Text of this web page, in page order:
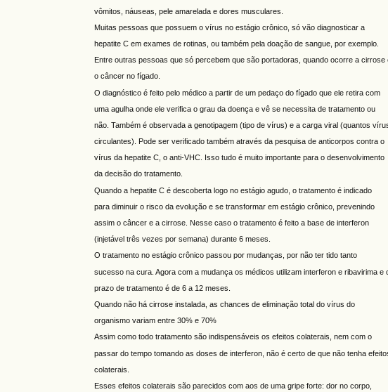
vômitos, náuseas, pele amarelada e dores musculares.
Muitas pessoas que possuem o vírus no estágio crônico, só vão diagnosticar a
hepatite C em exames de rotinas, ou também pela doação de sangue, por exemplo.
Entre outras pessoas que só percebem que são portadoras, quando ocorre a cirrose
o câncer no fígado.
O diagnóstico é feito pelo médico a partir de um pedaço do fígado que ele retira com
uma agulha onde ele verifica o grau da doença e vê se necessita de tratamento ou
não. Também é observada a genotipagem (tipo de vírus) e a carga viral (quantos
circulantes). Pode ser verificado também através da pesquisa de anticorpos contra o
vírus da hepatite C, o anti-VHC. Isso tudo é muito importante para o desenvolvimento
da decisão do tratamento.
Quando a hepatite C é descoberta logo no estágio agudo, o tratamento é indicado
para diminuir o risco da evolução e se transformar em estágio crônico, prevenindo
assim o câncer e a cirrose. Nesse caso o tratamento é feito a base de interferon
(injetável três vezes por semana) durante 6 meses.
O tratamento no estágio crônico passou por mudanças, por não ter tido tanto
sucesso na cura. Agora com a mudança os médicos utilizam interferon e ribavirima e
prazo de tratamento é de 6 a 12 meses.
Quando não há cirrose instalada, as chances de eliminação total do vírus do
organismo variam entre 30% e 70%
Assim como todo tratamento são indispensáveis os efeitos colaterais, nem com o
passar do tempo tomando as doses de interferon, não é certo de que não tenha
colaterais.
Esses efeitos colaterais são parecidos com aos de uma gripe forte: dor no corpo,